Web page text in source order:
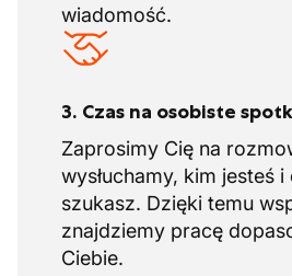
wiadomość.
3. Czas na osobiste
Zaprosimy Cię na
wysłuchamy, kim jesteś i
szukasz. Dzięki temu
znajdziemy pracę
Ciebie.